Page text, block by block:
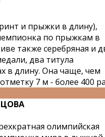
и прыжки в длину),
по прыжкам в
также серебряная и
два титула
в длину. Она чаще, чем
7 м - более 400
олимпийская